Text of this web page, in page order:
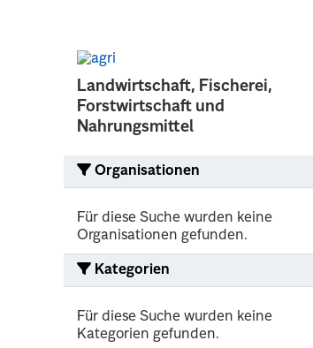
Landwirtschaft, Fischerei,
Forstwirtschaft und
Nahrungsmittel
Organisationen
Für diese Suche wurden keine
Organisationen gefunden.
Kategorien
Für diese Suche wurden keine
Kategorien gefunden.